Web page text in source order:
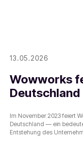
13.05.2026
Wowworks
Deutschland
Im November 2023 feiert
Deutschland — ein
Entstehung des